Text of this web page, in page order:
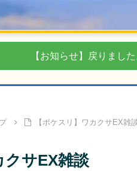
【お知らせ】戻りまし
【ポケスリ】ワカクサEX雑
クサEX雑談